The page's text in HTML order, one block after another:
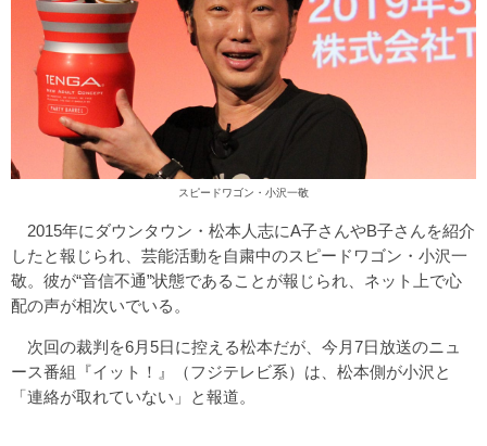
スピードワゴン・小沢一敬
2015年にダウンタウン・松本人志にA子さんやB子さんを紹介
したと報じられ、芸能活動を自粛中のスピードワゴン・小沢一
敬。彼が“音信不通”状態であることが報じられ、ネット上で心
配の声が相次いでいる。
次回の裁判を6月5日に控える松本だが、今月7日放送のニュ
ース番組『イット！』（フジテレビ系）は、松本側が小沢と
「連絡が取れていない」と報道。